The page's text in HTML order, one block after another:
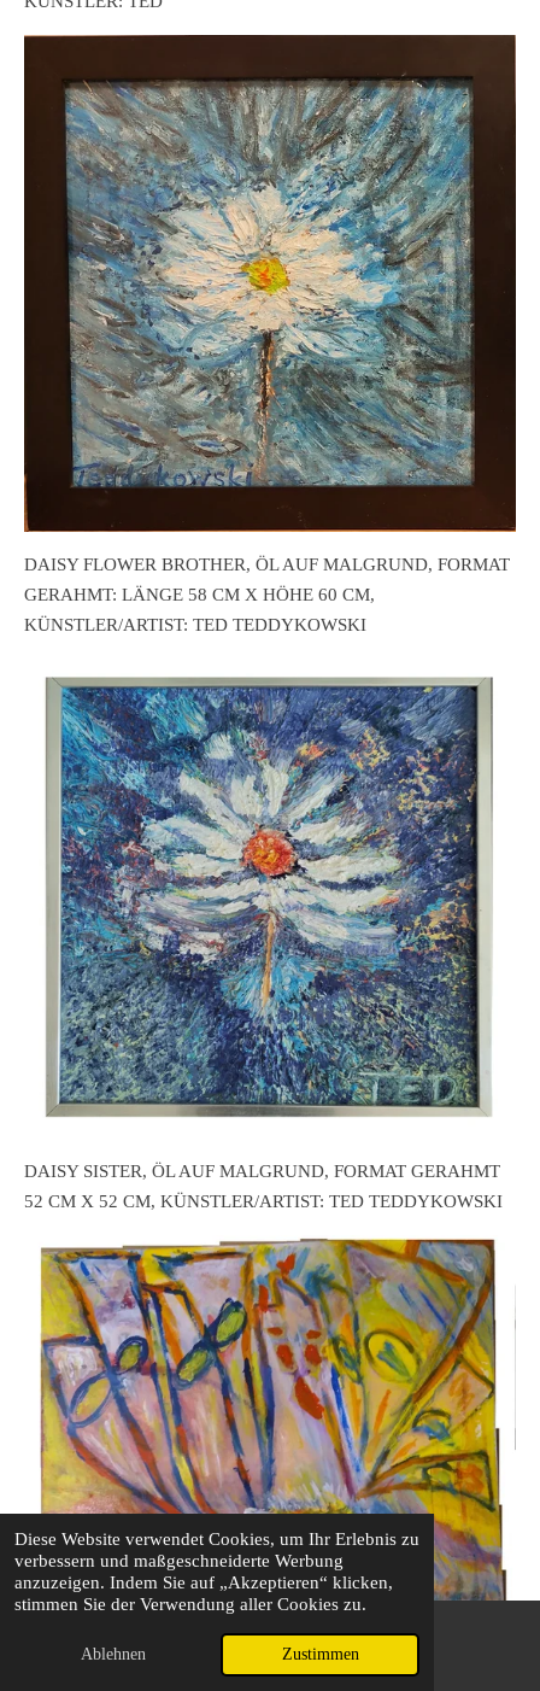
Diese Website verwendet Cookies, um Ihr Erlebnis zu
verbessern und maßgeschneiderte Werbung
anzuzeigen. Indem Sie auf „Akzeptieren“ klicken,
stimmen Sie der Verwendung aller Cookies zu.
Ablehnen Zustimmen
DAISY FLOWER BROTHER, ÖL AUF MALGRUND, FORMAT
GERAHMT: LÄNGE 58 CM X HÖHE 60 CM,
KÜNSTLER/ARTIST: TED TEDDYKOWSKI
DAISY SISTER, ÖL AUF MALGRUND, FORMAT GERAHMT
52 CM X 52 CM, KÜNSTLER/ARTIST: TED TEDDYKOWSKI
E-Mail